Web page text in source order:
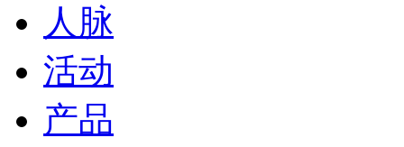
人脉
活动
产品